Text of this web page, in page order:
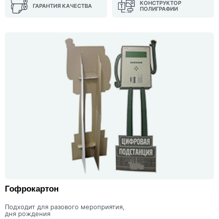
ГАРАНТИЯ КАЧЕСТВА
КОНСТРУКТОР
ПОЛИГРАФИИ
Гофрокартон
Подходит для разового мероприятия,
дня рождения